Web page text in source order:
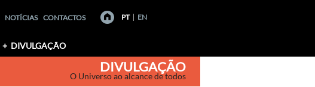
NOTÍCIAS CONTACTOS PT EN
DIVULGAÇÃO
DIVULGAÇÃO
O Universo ao alcance de todos